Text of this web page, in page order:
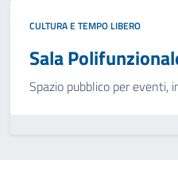
CULTURA E TEMPO LIBERO
Sala
Spazio pubblico per